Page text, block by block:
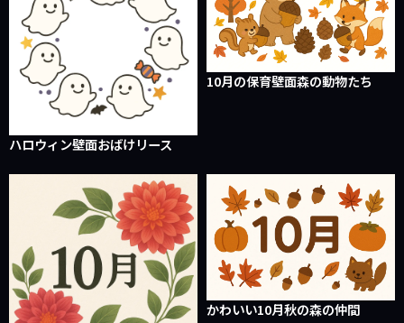
ハロウィン壁面おばけリース
10月の保育壁面森の動物たち
かわいい10月秋の森の仲間